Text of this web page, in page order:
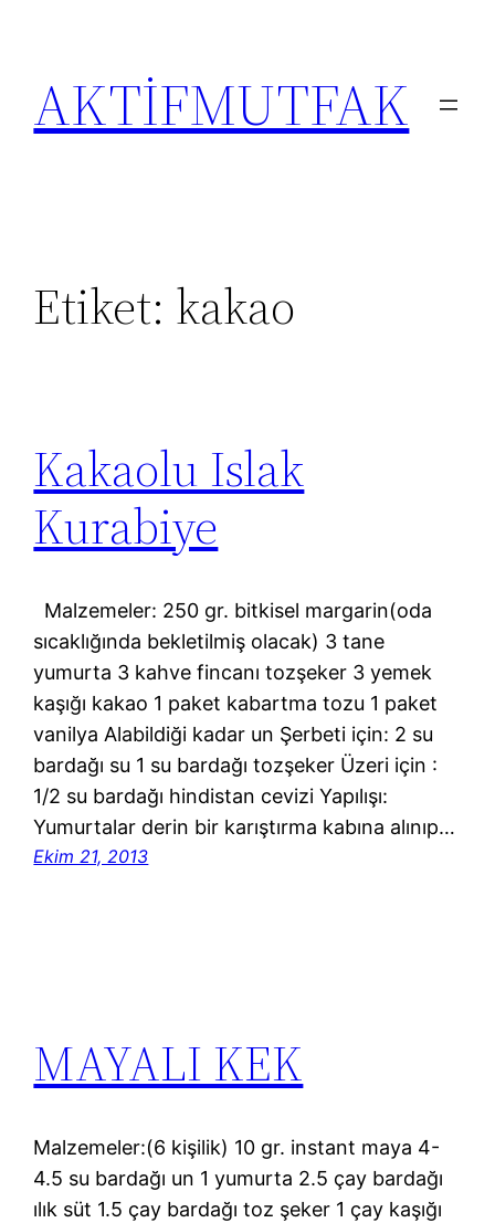
AKTİFMUTFAK
Etiket: kakao
Kakaolu Islak
Kurabiye
Malzemeler: 250 gr. bitkisel margarin(oda
sıcaklığında bekletilmiş olacak) 3 tane
yumurta 3 kahve fincanı tozşeker 3 yemek
kaşığı kakao 1 paket kabartma tozu 1 paket
vanilya Alabildiği kadar un Şerbeti için: 2 su
bardağı su 1 su bardağı tozşeker Üzeri için :
1/2 su bardağı hindistan cevizi Yapılışı:
Yumurtalar derin bir karıştırma kabına alınıp…
Ekim 21, 2013
MAYALI KEK
Malzemeler:(6 kişilik) 10 gr. instant maya 4-
4.5 su bardağı un 1 yumurta 2.5 çay bardağı
ılık süt 1.5 çay bardağı toz şeker 1 çay kaşığı